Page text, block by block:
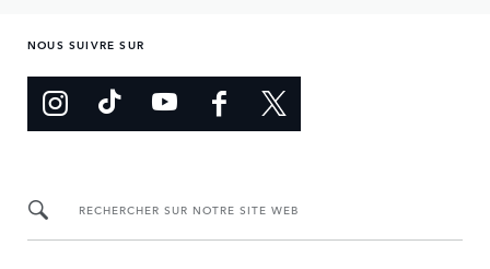
NOUS SUIVRE SUR
RECHERCHER SUR NOTRE SITE WEB